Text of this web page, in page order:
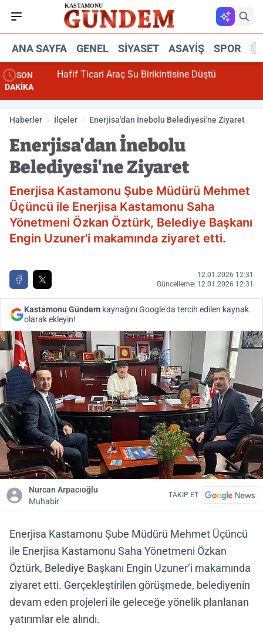
ANA SAYFA GENEL SIYASET ASAYIŞ SPOR
SON
DAKİKA
Hafif Ticari Araç Su Birikintisine Düştü
Haberler İlçeler Enerjisa'dan İnebolu Belediyesi'ne Ziyaret
Enerjisa'dan İnebolu
Belediyesi'ne Ziyaret
Enerjisa Kastamonu Şube Müdürü Mehmet
Üçüncü ile Enerjisa Kastamonu Saha
Yönetmeni Özkan Öztürk, Belediye Başkanı
Engin Uzuner'i makamında ziyaret etti.
12.01.2026 12:31
Güncelleme: 12.01.2026 12:31
Kastamonu Gündem kaynağını Google'da tercih edilen kaynak
olarak ekleyin!
Nurcan Arpacıoğlu
Muhabir
TAKİP ET
Enerjisa Kastamonu Şube Müdürü Mehmet Üçüncü
ile Enerjisa Kastamonu Saha Yönetmeni Özkan
Öztürk, Belediye Başkanı Engin Uzuner’i makamında
ziyaret etti. Gerçekleştirilen görüşmede, belediyenin
devam eden projeleri ile geleceğe yönelik planlanan
yatırımlar ele alındı.